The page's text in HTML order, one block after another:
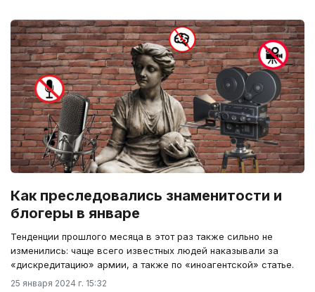
Как преследовались знаменитости и
блогеры в январе
Тенденции прошлого месяца в этот раз также сильно не
изменились: чаще всего известных людей наказывали за
«дискредитацию» армии, а также по «иноагентской» статье.
25 января 2024 г. 15:32